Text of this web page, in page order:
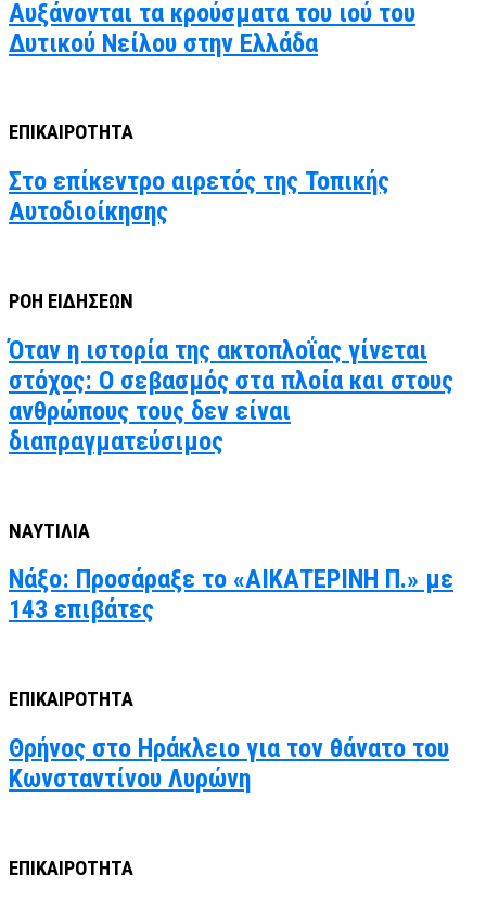
Αυξάνονται τα κρούσματα του ιού του
Δυτικού Νείλου στην Ελλάδα
ΕΠΙΚΑΙΡΟΤΗΤΑ
Στο επίκεντρο αιρετός της Τοπικής
Αυτοδιοίκησης
ΡΟΗ ΕΙΔΗΣΕΩΝ
Όταν η ιστορία της ακτοπλοΐας γίνεται
στόχος: Ο σεβασμός στα πλοία και στους
ανθρώπους τους δεν είναι
διαπραγματεύσιμος
ΝΑΥΤΙΛΙΑ
Νάξο: Προσάραξε το «ΑΙΚΑΤΕΡΙΝΗ Π.» με
143 επιβάτες
ΕΠΙΚΑΙΡΟΤΗΤΑ
Θρήνος στο Ηράκλειο για τον θάνατο του
Κωνσταντίνου Λυρώνη
ΕΠΙΚΑΙΡΟΤΗΤΑ